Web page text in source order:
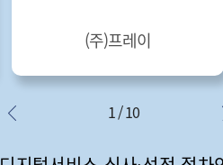
(주)프레이
1 / 10